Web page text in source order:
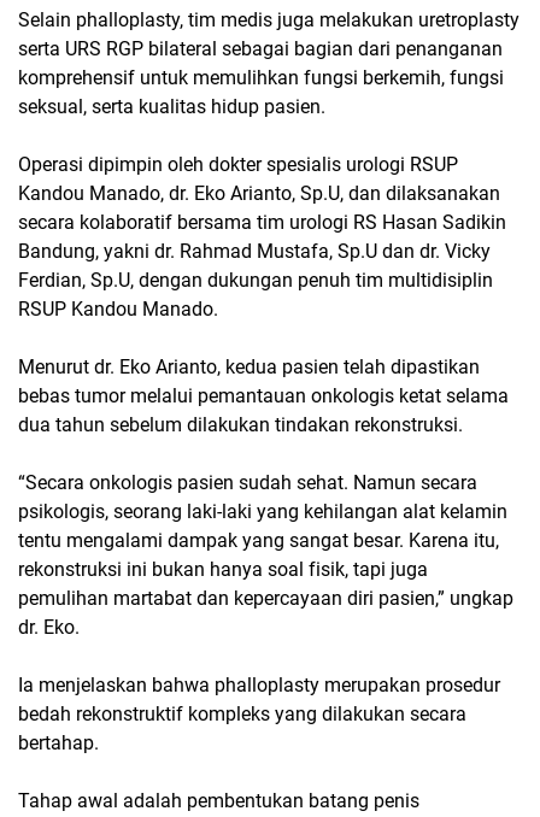
Selain phalloplasty, tim medis juga melakukan uretroplasty
serta URS RGP bilateral sebagai bagian dari penanganan
komprehensif untuk memulihkan fungsi berkemih, fungsi
seksual, serta kualitas hidup pasien.
Operasi dipimpin oleh dokter spesialis urologi RSUP
Kandou Manado, dr. Eko Arianto, Sp.U, dan dilaksanakan
secara kolaboratif bersama tim urologi RS Hasan Sadikin
Bandung, yakni dr. Rahmad Mustafa, Sp.U dan dr. Vicky
Ferdian, Sp.U, dengan dukungan penuh tim multidisiplin
RSUP Kandou Manado.
Menurut dr. Eko Arianto, kedua pasien telah dipastikan
bebas tumor melalui pemantauan onkologis ketat selama
dua tahun sebelum dilakukan tindakan rekonstruksi.
“Secara onkologis pasien sudah sehat. Namun secara
psikologis, seorang laki-laki yang kehilangan alat kelamin
tentu mengalami dampak yang sangat besar. Karena itu,
rekonstruksi ini bukan hanya soal fisik, tapi juga
pemulihan martabat dan kepercayaan diri pasien,” ungkap
dr. Eko.
Ia menjelaskan bahwa phalloplasty merupakan prosedur
bedah rekonstruktif kompleks yang dilakukan secara
bertahap.
Tahap awal adalah pembentukan batang penis